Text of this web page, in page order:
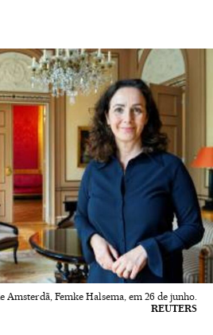
Amsterdã, Femke Halsema, em 26 de junho.
REUTERS